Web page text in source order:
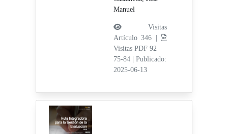
Manuel
Visitas
Artículo 346 |
Visitas PDF 92
75-84
Publicado:
2025-06-13